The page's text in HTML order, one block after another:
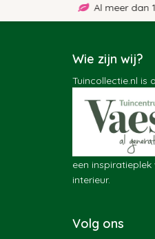
Al meer dan 10
Wie zijn wij?
Tuincollectie.nl is
een inspiratieplek
interieur.
Volg ons